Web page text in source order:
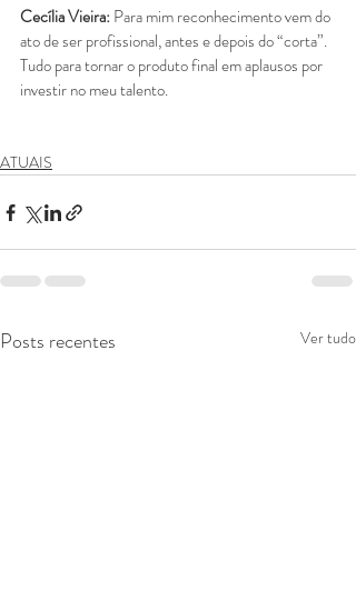
Cecília Vieira: Para mim reconhecimento vem do
ato de ser profissional, antes e depois do “corta”.
Tudo para tornar o produto final em aplausos por
investir no meu talento.
ATUAIS
Posts recentes Ver tudo